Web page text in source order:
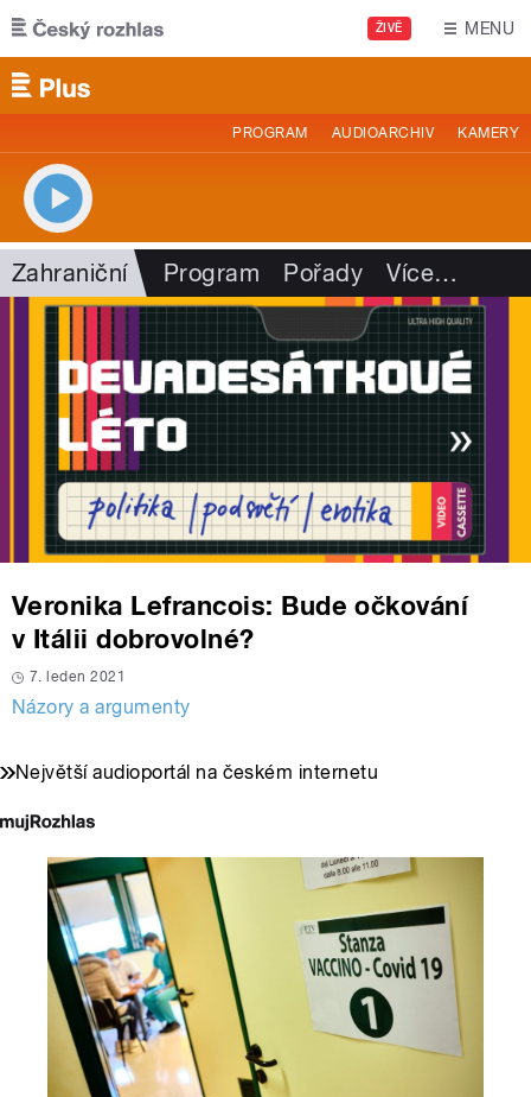
Přejít k hlavnímu obsahu
ŽIVĚ MENU
PROGRAM AUDIOARCHIV KAMERY
Zahraniční Program Pořady Více…
Veronika Lefrancois: Bude očkování
v Itálii dobrovolné?
7. leden 2021
Názory a argumenty
Největší audioportál na českém internetu